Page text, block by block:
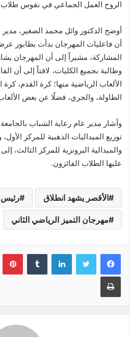
الروح العمل الجماعي في نفوس طلاب
أوضح الدكتور وائل محمد الصغير،
أن فاعليات المهرجان بدأت بطابور
وطالبة بجميع الكليات، لافتاً إلى أن
الألعاب الرياضية منها؛ كرة القدم،
الطاولة، والجري، فضلًا عن بعض
وأشار مدير عام رعاية الشباب
توزيع الميداليات الذهبية للمركز
والميدالية البرونزية للمركز الثالث،
عليها الطلاب الفائزون.
الأقصر يشهد انطلاق رئيس
مهرجان التميز الرياضي الثاني
لينكدإن